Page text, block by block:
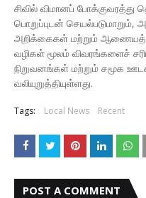
சிவில் விமானப்
பொறுப்புடன் செயல்படுமாறும்,
அறிக்கைகள் மற்றும்
வழிகள் மூலம் விவரங்களைச்
நிறுவனங்கள் மற்றும் சமூக
வலியுறுத்தியுள்ளது.
Tags: Local News Recent
POST A COMMENT